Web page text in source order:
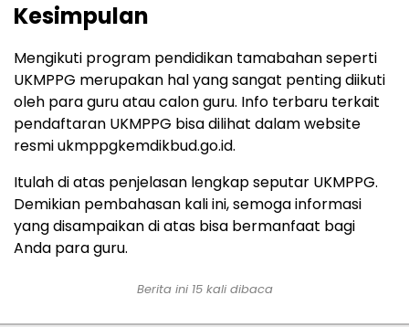
Kesimpulan
Mengikuti program pendidikan tamabahan seperti
UKMPPG merupakan hal yang sangat penting diikuti
oleh para guru atau calon guru. Info terbaru terkait
pendaftaran UKMPPG bisa dilihat dalam website
resmi ukmppgkemdikbud.go.id.
Itulah di atas penjelasan lengkap seputar UKMPPG.
Demikian pembahasan kali ini, semoga informasi
yang disampaikan di atas bisa bermanfaat bagi
Anda para guru.
Berita ini 15 kali dibaca